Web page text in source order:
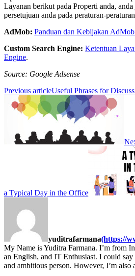
Layanan berikut pada Properti anda,
persetujuan anda pada peraturan-
AdMob: Panduan dan Kebijakan
Custom Search Engine: Ketentuan
Engine.
Source: Google Adsense
Previous articleUseful Phrases for
a Typical Day in the Office
yuditrafarmana(https://
My Name is Yuditra Farmana. I’m from
an English, and IT Enthusiast. I could say
and ambitious person. However, I’m also